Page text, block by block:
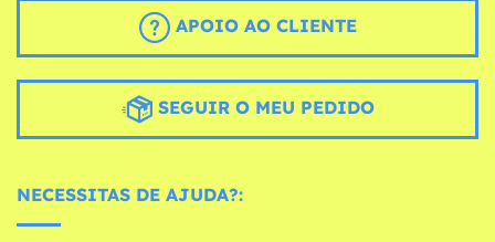
APOIO AO CLIENTE
SEGUIR O MEU PEDIDO
NECESSITAS DE AJUDA?: